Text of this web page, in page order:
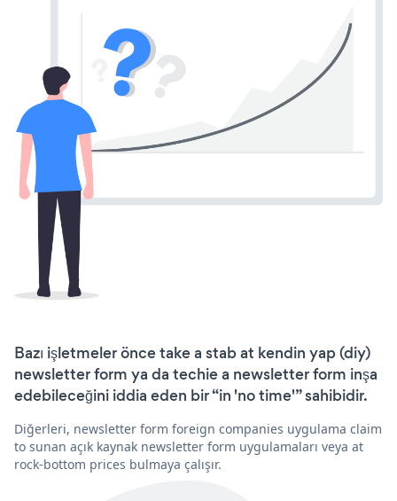
Bazı işletmeler önce take a stab at kendin yap (diy)
newsletter form ya da techie a newsletter form inşa
edebileceğini iddia eden bir “in 'no time'” sahibidir.
Diğerleri, newsletter form foreign companies uygulama claim
to sunan açık kaynak newsletter form uygulamaları veya at
rock-bottom prices bulmaya çalışır.